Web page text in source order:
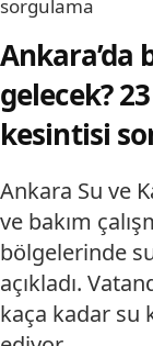
sorgulama
Ankara’da
gelecek?
kesintisi
Ankara Su ve
ve bakım
bölgelerinde
açıkladı.
kaça kadar su